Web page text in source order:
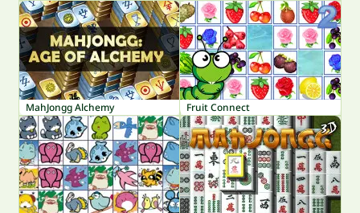
MahJongg Alchemy Fruit Connect